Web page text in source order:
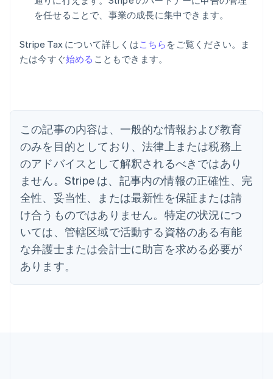
を任せることで、事業の成長に集中できます。
Stripe Tax について詳しくはこちら をご覧ください。ま
たは今すぐ始める こともできます。
この記事の内容は、一般的な情報および教育
のみを目的としており、法律上または税務上
のアドバイスとして解釈されるべきではあり
ません。Stripe は、記事内の情報の正確性、完
全性、妥当性、または最新性を保証または請
け合うものではありません。特定の状況につ
いては、管轄区域で活動する資格のある有能
な弁護士または会計士に助言を求める必要が
あります。
アイルランド
English
English
イギリス
English
イタリア
ItalianoEnglish
インド
English
エストニア
English
オーストラリア
English
オーストリア
オランダ
NederlandsEnglish